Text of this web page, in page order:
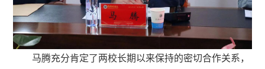
马腾充分肯定了两校长期以来保持的密切合作关系，